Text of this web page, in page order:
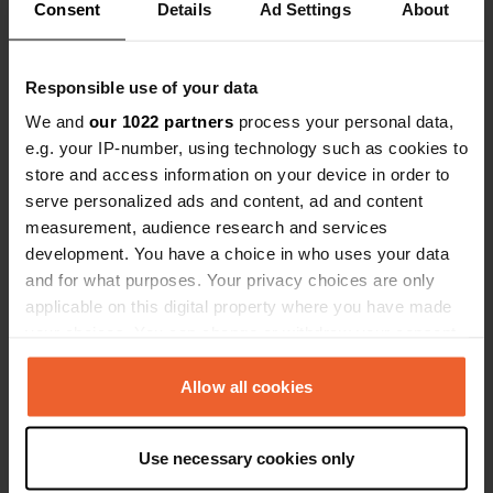
Consent Details Ad Settings About
Responsible use of your data
We and our 1022 partners process your personal data,
e.g. your IP-number, using technology such as cookies to
store and access information on your device in order to
serve personalized ads and content, ad and content
measurement, audience research and services
development. You have a choice in who uses your data
and for what purposes. Your privacy choices are only
applicable on this digital property where you have made
any time from the Cookie Declaration or by clicking on
the Privacy trigger icon.
Collect information about your geographical location
Allow all cookies
Use necessary cookies only
43.37361 -8.18722
Kopiëren
Sitecode
5849 Kopiëren
Upgrade naar PRO+
voor alle contactgegevens
Kaart